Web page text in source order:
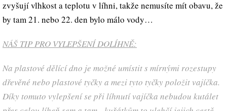
zvyšují vlhkost a teplotu v líhni, takže nemusíte mít obavu, že
by tam 21. nebo 22. den bylo málo vody…
NÁŠ TIP PRO VYLEPŠENÍ DOLÍHNĚ:
Na plastové dělící dno je možné umístit s mírnými rozestupy
dřevěné nebo plastové tyčky a mezi tyto tyčky položit vajíčka.
Díky tomuto vylepšení se při líhnutí vajíčka nebudou kutálet